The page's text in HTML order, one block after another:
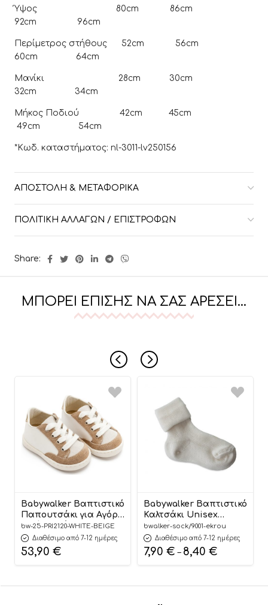
Ύψος 80cm 86cm
92cm 96cm
Περίμετρος στήθους 52cm 56cm
60cm 64cm
Μανίκι 28cm 30cm
32cm 34cm
Μήκος Ποδιού 42cm 45cm
49cm 54cm
*Κωδ. καταστήματος: nl-3011-lv250156
ΑΠΟΣΤΟΛΉ & ΜΕΤΑΦΟΡΙΚΆ
ΠΟΛΙΤΙΚΉ ΑΛΛΑΓΏΝ / ΕΠΙΣΤΡΟΦΏΝ
Share:
ΜΠΟΡΕΊ ΕΠΊΣΗΣ ΝΑ ΣΑΣ ΑΡΈΣΕΙ…
Babywalker Βαπτιστικό
Παπουτσάκι για Αγόρι
Πρώτα Βήματα
Δερμάτινο Δετό
Sneakers Λευκό-Μπεζ
PRΙ2120
bw-25-PRI2120-WHITE-BEIGE
Διαθέσιμο από 7-12 ημέρες
53,90 €
Babywalker Βαπτιστικό
Καλτσάκι Unisex
Εκρού 9001
bwalker-sock/9001-ekrou
Διαθέσιμο από 7-12 ημέρες
7,90 € – 8,40 €